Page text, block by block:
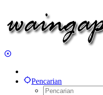
Pencarian